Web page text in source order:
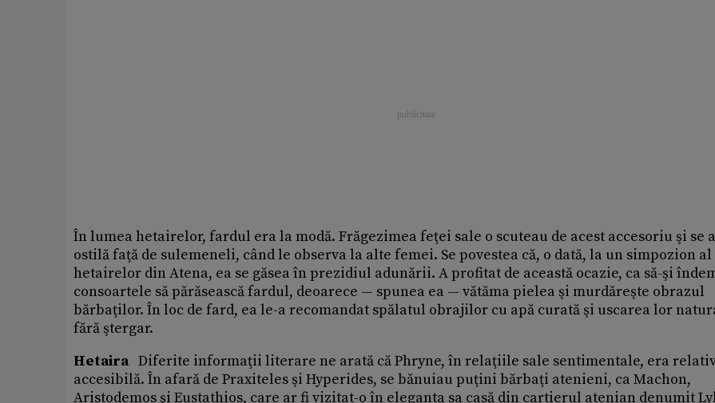
În lumea hetairelor, fardul era la modă. Frăgezimea feţei sale o scuteau de acest accesoriu şi se
ostilă faţă de sulemeneli, când le observa la alte femei. Se povestea că, o dată, la un simpozion al
hetairelor din Atena, ea se găsea în prezidiul adunării. A profitat de această ocazie, ca să-şi
consoartele să părăsească fardul, deoarece — spunea ea — vătăma pielea şi murdăreşte obrazul
bărbaţilor. În loc de fard, ea le-a recomandat spălatul obrajilor cu apă curată şi uscarea lor
fără ştergar.
Hetaira Diferite informaţii literare ne arată că Phryne, în relaţiile sale sentimentale, era
accesibilă. În afară de Praxiteles şi Hyperides, se bănuiau puţini bărbaţi atenieni, ca Machon,
Aristodemos şi Eustathios, care ar fi vizitat-o în eleganta sa casă din cartierul atenian denumit